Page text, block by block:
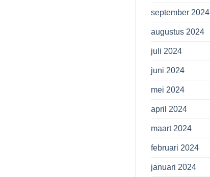
september 2024
augustus 2024
juli 2024
juni 2024
mei 2024
april 2024
maart 2024
februari 2024
januari 2024